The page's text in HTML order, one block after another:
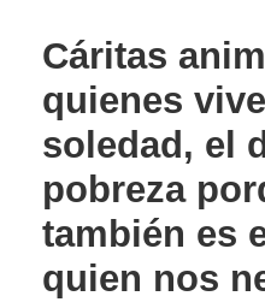
Cáritas
quienes
soledad, el
pobreza
también es
quien nos